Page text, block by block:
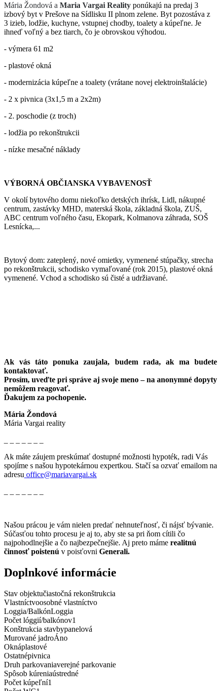
Mária Žondová a Maria Vargai Reality ponúkajú na predaj 3
izbový byt v Prešove na Sídlisku II plnom zelene. Byt pozostáva z
3 izieb, lodžie, kuchyne, vstupnej chodby, toalety a kúpeľne. Je
ihneď voľný a bez tiarch, čo je obrovskou výhodou.
- výmera 61 m2
- plastové okná
- modernizácia kúpeľne a toalety (vrátane novej elektroinštalácie)
- 2 x pivnica (3x1,5 m a 2x2m)
- 2. poschodie (z troch)
- lodžia po rekonštrukcii
- nízke mesačné náklady
VÝBORNÁ OBČIANSKA VYBAVENOSŤ
V okolí bytového domu niekoľko detských ihrísk, Lidl, nákupné
centrum, zastávky MHD, materská škola, základná škola, ZUŠ,
ABC centrum voľného času, Ekopark, Kolmanova záhrada, SOŠ
Lesnícka,...
Bytový dom: zateplený, nové omietky, vymenené stúpačky, strecha
po rekonštrukcii, schodisko vymaľované (rok 2015), plastové okná
vymenené. Vchod a schodisko sú čisté a udržiavané.
Ak vás táto ponuka zaujala, budem rada, ak ma budete
kontaktovať.
Prosím, uveďte pri správe aj svoje meno – na anonymné dopyty
nemôžem reagovať.
Ďakujem za pochopenie.
Mária Žondová
Mária Vargai reality
Ak máte záujem preskúmať dostupné možnosti hypoték, radi Vás
spojíme s našou hypotekárnou expertkou. Stačí sa ozvať emailom na
adresu office@mariavargai.sk
Našou prácou je vám nielen predať nehnuteľnosť, či nájsť bývanie.
Súčasťou tohto procesu je aj to, aby ste sa pri ňom cítili čo
najpohodlnejšie a čo najbezpečnejšie. Aj preto máme realitnú
činnosť poistenú v poisťovni Generali.
Doplnkové informácie
Stav objektučiastočná rekonštrukcia
Vlastníctvoosobné vlastníctvo
Loggia/BalkónLoggia
Počet lóggií/balkónov1
Konštrukcia stavbypanelová
Murované jadroÁno
Oknáplastové
Ostatnépivnica
Druh parkovaniaverejné parkovanie
Spôsob kúreniaústredné
Počet kúpeľní­1